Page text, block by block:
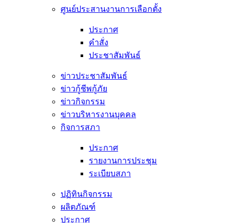
ศูนย์ประสานงานการเลือกตั้ง
ประกาศ
คำสั่ง
ประชาสัมพันธ์
ข่าวประชาสัมพันธ์
ข่าวกู้ชีพกู้ภัย
ข่าวกิจกรรม
ข่าวบริหารงานบุคคล
กิจการสภา
ประกาศ
รายงานการประชุม
ระเบียบสภา
ปฏิทินกิจกรรม
ผลิตภัณฑ์
ประกาศ